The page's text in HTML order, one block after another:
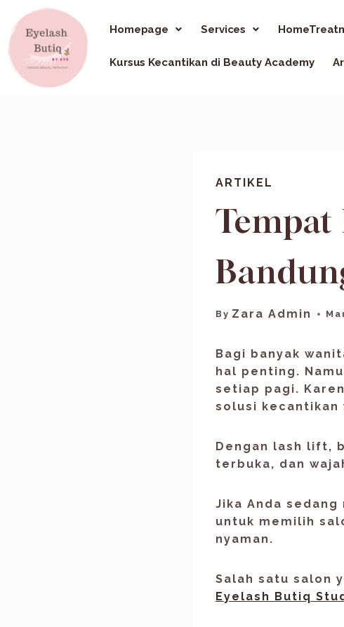
Homepage Services
Kursus Kecantikan di Beauty Academy
ARTIKEL
By Zara Admin
Bagi banyak
hal penting.
setiap pagi.
solusi kecantikan
Dengan lash lift,
terbuka, dan
Jika Anda sedang
untuk memilih
nyaman .
Salah satu salon
Eyelash Butiq